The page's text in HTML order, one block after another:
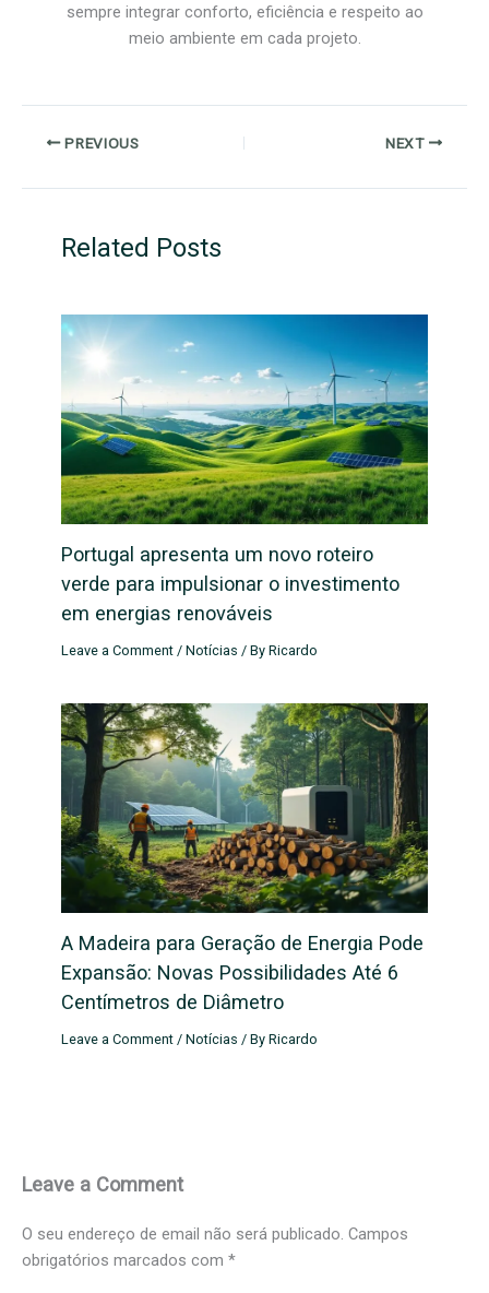
sempre integrar conforto, eficiência e respeito ao
meio ambiente em cada projeto.
PREVIOUS NEXT
Related Posts
Portugal apresenta um novo roteiro
verde para impulsionar o investimento
em energias renováveis
Leave a Comment /Notícias / ByRicardo
A Madeira para Geração de Energia Pode
Expansão: Novas Possibilidades Até 6
Centímetros de Diâmetro
Leave a Comment /Notícias / ByRicardo
Leave a Comment
O seu endereço de email não será publicado. Campos
obrigatórios marcados com *